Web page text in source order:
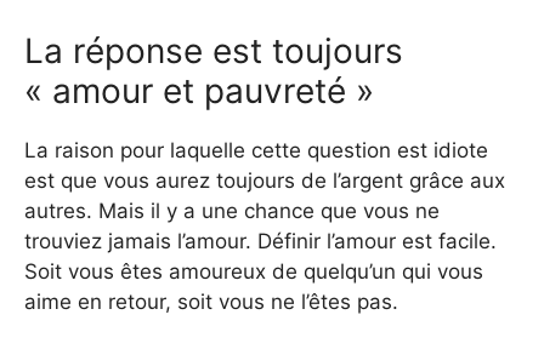
La réponse est toujours
« amour et pauvreté »
La raison pour laquelle cette question est idiote
est que vous aurez toujours de l’argent grâce aux
autres. Mais il y a une chance que vous ne
trouviez jamais l’amour. Définir l’amour est facile.
Soit vous êtes amoureux de quelqu’un qui vous
aime en retour, soit vous ne l’êtes pas.